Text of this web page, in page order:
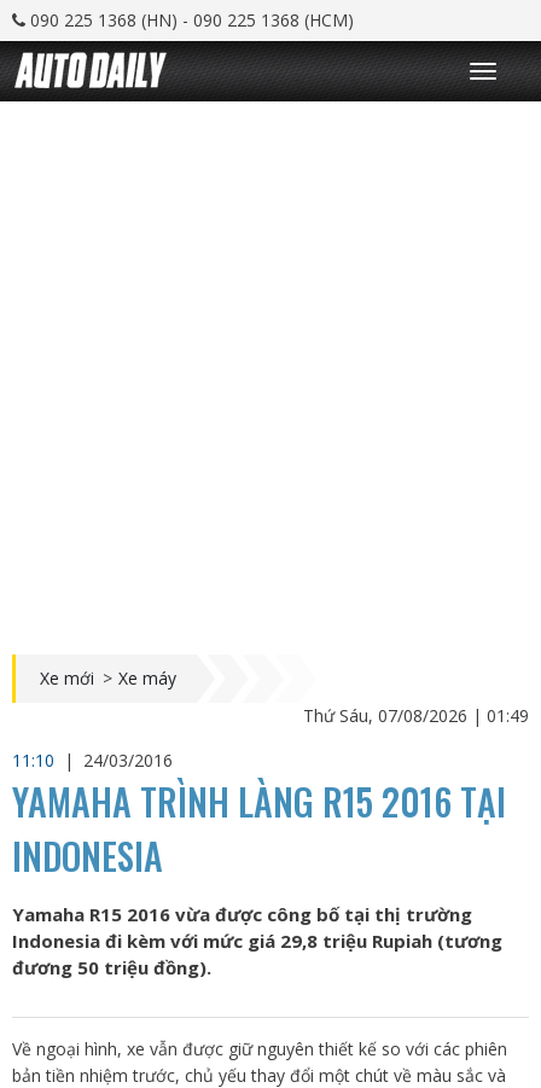
090 225 1368 (HN) - 090 225 1368 (HCM)
T
o
g
Xe mới > Xe máy
Thứ Sáu, 07/08/2026 | 01:49
11:10
| 24/03/2016
YAMAHA TRÌNH LÀNG R15 2016 TẠI
INDONESIA
Yamaha R15 2016 vừa được công bố tại thị trường
Indonesia đi kèm với mức giá 29,8 triệu Rupiah (tương
đương 50 triệu đồng).
Về ngoại hình, xe vẫn được giữ nguyên thiết kế so với các phiên
bản tiền nhiệm trước, chủ yếu thay đổi một chút về màu sắc và